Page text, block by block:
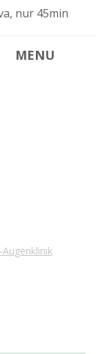
MENU
Augenklinik